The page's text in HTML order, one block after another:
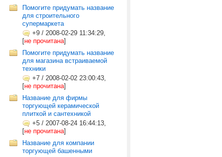
Помогите придумать название
для строительного
супермаркета
+9 / 2008-02-29 11:34:29,
[не прочитана]
Помогите придумать название
для магазина встраиваемой
техники
+7 / 2008-02-02 23:00:43,
[не прочитана]
Название для фирмы
торгующей керамической
плиткой и сантехникой
+5 / 2007-08-24 16:44:13,
[не прочитана]
Название для компании
торгующей башенными